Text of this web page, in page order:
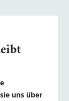
uns über